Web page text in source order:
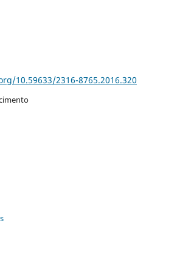
10.59633/2316-8765.2016.320